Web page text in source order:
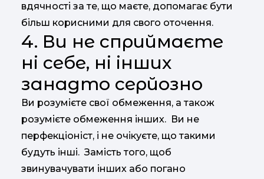
вдячності за те, що маєте, допомагає бути
більш корисними для свого оточення.
4. Ви не сприймаєте
ні себе, ні інших
занадто серйозно
Ви розумієте свої обмеження, а також
розумієте обмеження інших. Ви не
перфекціоніст, і не очікуєте, що такими
будуть інші. Замість того, щоб
звинувачувати інших або погано